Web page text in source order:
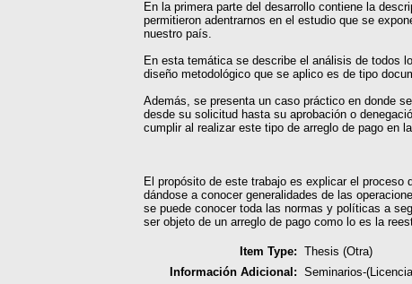
En la primera parte del desarrollo contiene la
permitieron adentrarnos en el estudio que se
nuestro país.
En esta temática se describe el análisis de todos
diseño metodológico que se aplico es de tipo
Además, se presenta un caso práctico en donde
desde su solicitud hasta su aprobación o
cumplir al realizar este tipo de arreglo de pago en
El propósito de este trabajo es explicar el proceso
dándose a conocer generalidades de las
se puede conocer toda las normas y políticas a
ser objeto de un arreglo de pago como lo es la
Item Type: Thesis (Otra)
Información Adicional: Seminarios-